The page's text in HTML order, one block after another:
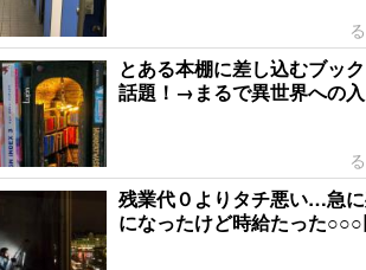
とある本棚に差し込むブッ
話題！→まるで異世界への入
残業代０よりタチ悪い…急
になったけど時給たった○○○